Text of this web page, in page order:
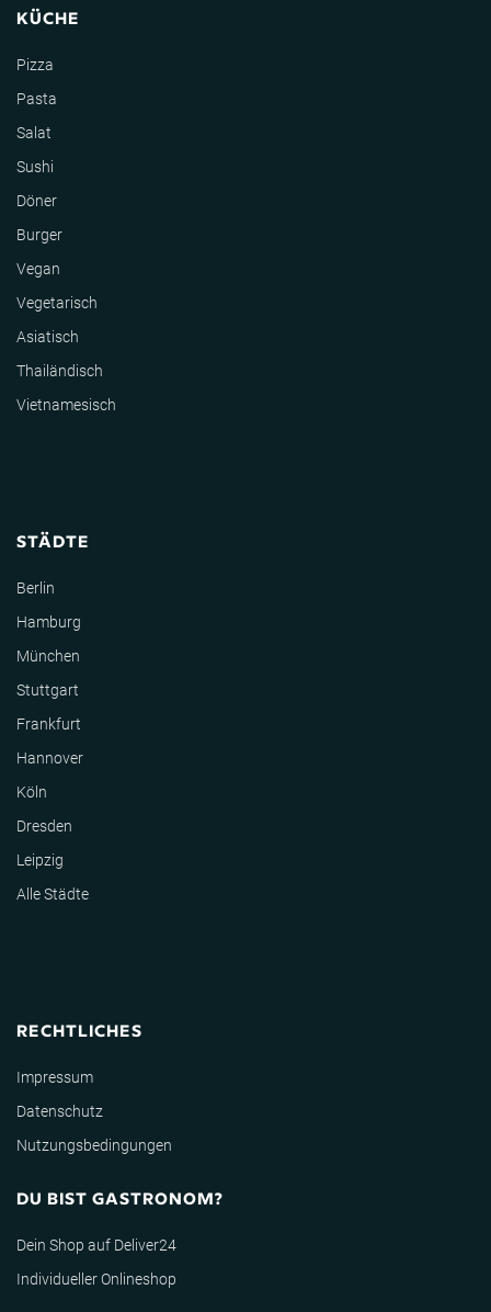
KÜCHE
Pizza
Pasta
Salat
Sushi
Döner
Burger
Vegan
Vegetarisch
Asiatisch
Thailändisch
Vietnamesisch
STÄDTE
Berlin
Hamburg
München
Stuttgart
Frankfurt
Hannover
Köln
Dresden
Leipzig
Alle Städte
RECHTLICHES
Impressum
Datenschutz
Nutzungsbedingungen
DU BIST GASTRONOM?
Dein Shop auf Deliver24
Individueller Onlineshop